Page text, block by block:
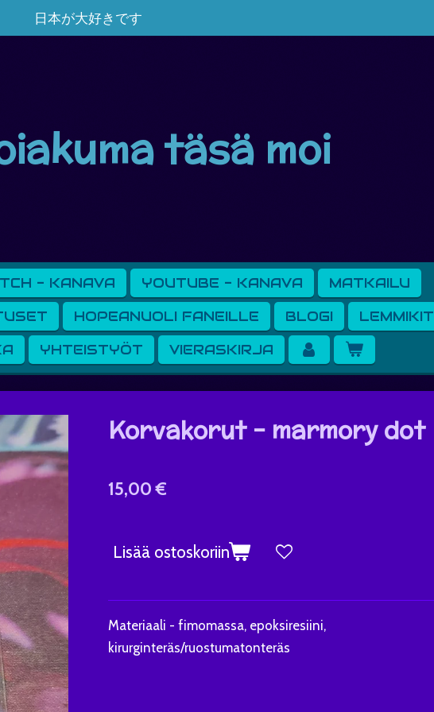
日本が大好きです
täsä moi
- KANAVA YOUTUBE - KANAVA
MATKAILU
HOPEANUOLI FANEILLE BLOGI
LEMMIKIT
YHTEISTYÖT VIERASKIRJA
Korvakorut - marmory dot
15,00 €
Lisää ostoskoriin
Materiaali - fimomassa, epoksiresiini,
kirurginteräs/ruostumatonteräs